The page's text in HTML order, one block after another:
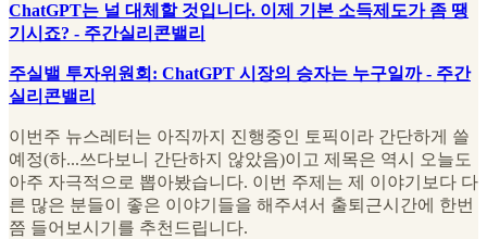
ChatGPT는 널 대체할 것입니다. 이제 기본 소득제도가 좀 땡
기시죠? - 주간실리콘밸리
주실밸 투자위원회: ChatGPT 시장의 승자는 누구일까 - 주간
실리콘밸리
이번주 뉴스레터는 아직까지 진행중인 토픽이라 간단하게 쓸
예정(하...쓰다보니 간단하지 않았음)이고 제목은 역시 오늘도
아주 자극적으로 뽑아봤습니다. 이번 주제는 제 이야기보다 다
른 많은 분들이 좋은 이야기들을 해주셔서 출퇴근시간에 한번
쯤 들어보시기를 추천드립니다.